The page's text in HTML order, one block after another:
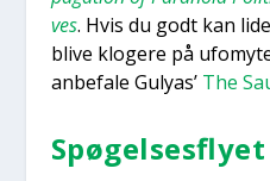
ves. Hvis du godt kan
bli­ve klo­ge­re på
anbe­fa­le Guly­as’ The
Spø­gel­ses­fly­et